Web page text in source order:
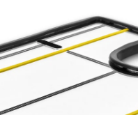
SKLZ
True
Line